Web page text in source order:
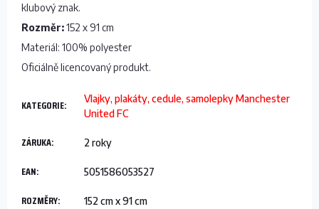
klubový znak.
Rozměr:152 x 91 cm
Materiál: 100% polyester
Oficiálně licencovaný produkt.
KATEGORIE:
Vlajky, plakáty, cedule, samolepky Manchester
United FC
ZÁRUKA: 2 roky
EAN: 5051586053527
ROZMĚRY: 152 cm x 91 cm